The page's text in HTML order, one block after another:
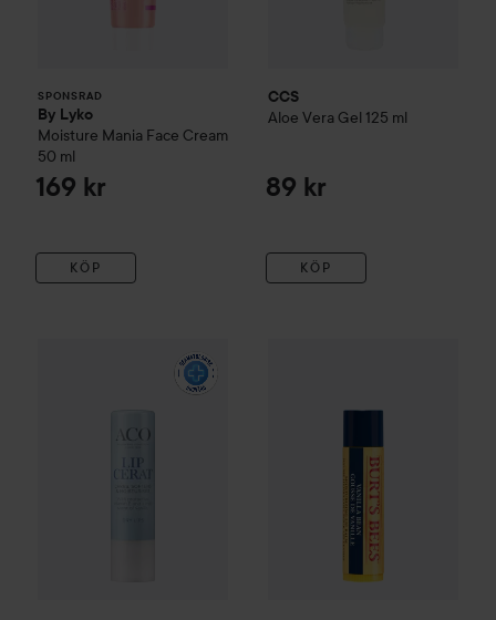
SPONSRAD
By Lyko
Moisture Mania Face Cream
50 ml
169 kr
KÖP
CCS
Aloe Vera Gel 125 ml
89 kr
KÖP
4,6 mlRekommenderat pris 30 kr